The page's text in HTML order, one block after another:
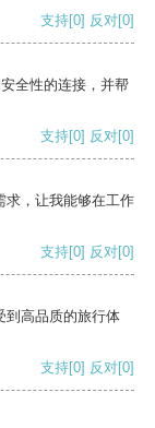
支持[0] 反对[0]
全性的连接，并帮
支持[0] 反对[0]
求，让我能够在工作
支持[0] 反对[0]
到高品质的旅行体
支持[0] 反对[0]